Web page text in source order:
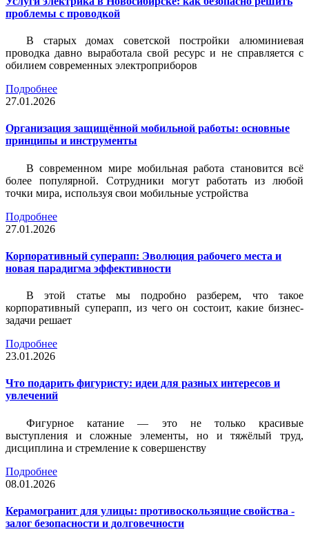
проблемы с проводкой
В старых домах советской постройки алюминиевая
проводка давно выработала свой ресурс и не справляется с
обилием современных электроприборов
Подробнее
27.01.2026
Организация защищённой мобильной работы: основные
принципы и инструменты
В современном мире мобильная работа становится всё
более популярной. Сотрудники могут работать из любой
точки мира, используя свои мобильные устройства
Подробнее
27.01.2026
Корпоративный суперапп: Эволюция рабочего места и
новая парадигма эффективности
В этой статье мы подробно разберем, что такое
корпоративный суперапп, из чего он состоит, какие бизнес-
задачи решает
Подробнее
23.01.2026
Что подарить фигуристу: идеи для разных интересов и
увлечений
Фигурное катание — это не только красивые
выступления и сложные элементы, но и тяжёлый труд,
дисциплина и стремление к совершенству
Подробнее
08.01.2026
Керамогранит для улицы: противоскользящие свойства -
залог безопасности и долговечности